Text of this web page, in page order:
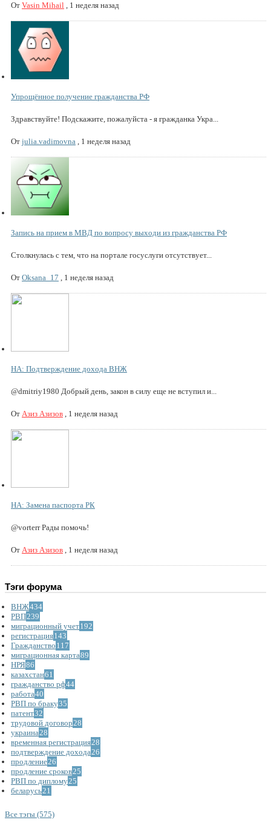
От Vasin Mihail , 1 неделя назад
Упрощённое получение гражданства РФ
Здравствуйте! Подскажите, пожалуйста - я гражданка Укра...
От julia.vadimovna , 1 неделя назад
Запись на прием в МВД по вопросу выходи из гражданства РФ
Столкнулась с тем, что на портале госуслуги отсутствует...
От Oksana_17 , 1 неделя назад
НА: Подтверждение дохода ВНЖ
@dmitriy1980 Добрый день, закон в силу еще не вступил и...
От Азиз Азизов , 1 неделя назад
НА: Замена паспорта РК
@vorterr Рады помочь!
От Азиз Азизов , 1 неделя назад
Тэги форума
ВНЖ434
РВП239
миграционный учет192
регистрация143
Гражданство 117
миграционная карта89
НРЯ86
казахстан61
гражданство рф44
работа40
РВП по браку35
патент32
трудовой договор 28
украина 28
временная регистрация28
подтверждение дохода 26
продление26
продление сроков25
РВП по диплому25
беларусь21
Все тэгы (575)